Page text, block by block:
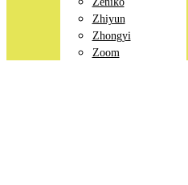
Zhiyun
Zhongyi
Zoom